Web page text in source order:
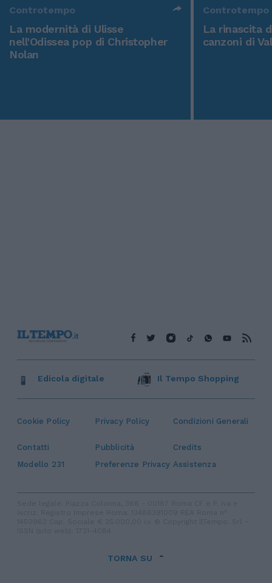
Controtempo
La modernità di Ulisse
nell'Odissea pop di Christopher
Nolan
Controtempo
La rinascita
canzoni di
Cookie Policy Privacy Policy Condizioni Generali
Contatti Pubblicità
Credits
Modello 231
Preferenze Privacy Assistenza
Edicola digitale Il Tempo Shopping
TORNA SU